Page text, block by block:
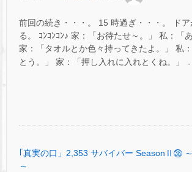
前回の続き・・・。 15 時過ぎ・・・。 ド
る。 ｺﾝｺﾝｺﾝ♪ 家：「お待たせ～。」 私：「
家：「タオルとか色々持ってきたよ。」 私
とう。」 家：「押し入れに入れとくね。」
｢真実の口」2,353 サバイバー SeasonⅡ㊳
～